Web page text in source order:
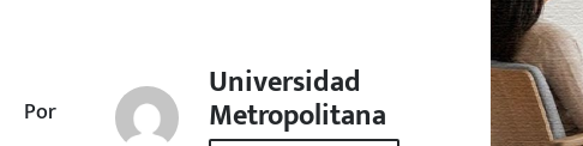
Por
Universidad
Metropolitana